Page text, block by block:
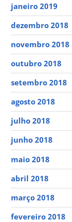
janeiro 2019
dezembro 2018
novembro 2018
outubro 2018
setembro 2018
agosto 2018
julho 2018
junho 2018
maio 2018
abril 2018
março 2018
fevereiro 2018